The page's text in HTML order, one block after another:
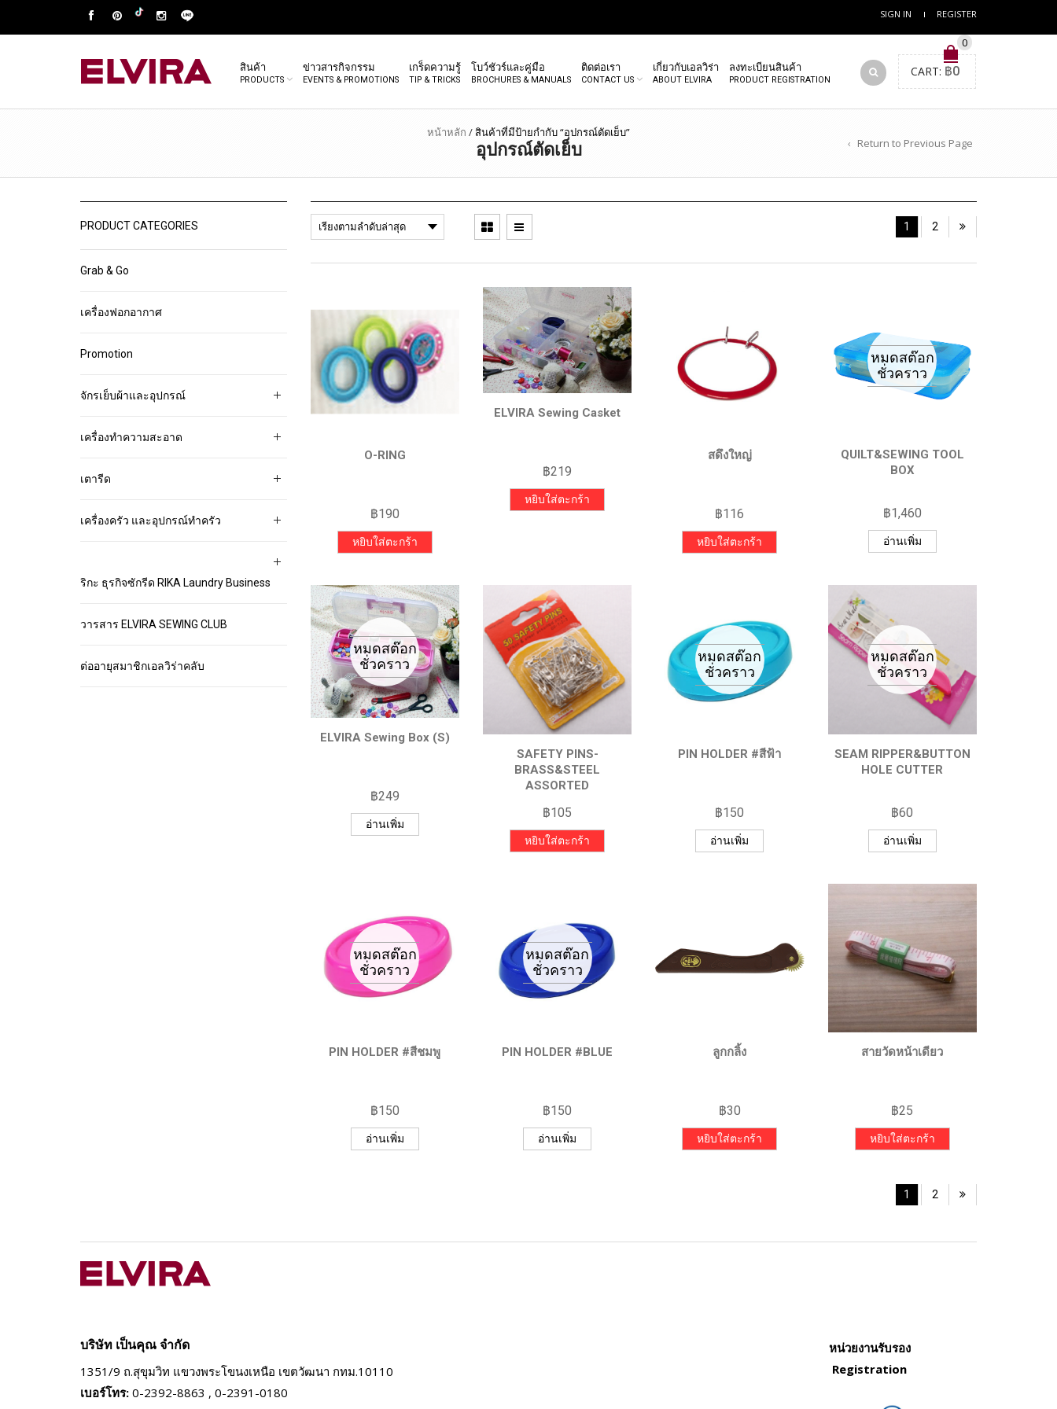
SIGN IN REGISTER
สินค้า
PRODUCTS
ข่าวสารกิจกรรม
EVENTS & PROMOTIONS
เกร็ดความรู้
TIP & TRICKS
โบว์ชัวร์และคู่มือ
BROCHURES & MANUALS
ติดต่อเรา
CONTACT US
เกี่ยวกับเอลวิร่า
ABOUT ELVIRA
ลงทะเบียนสินค้า
PRODUCT REGISTRATION
0
CART: ฿0
หน้าหลัก /สินค้าที่มีป้ายกำกับ “อุปกรณ์ตัดเย็บ”
อุปกรณ์ตัดเย็บ Return to Previous Page
1 2
O-RING
฿190
หยิบใส่ตะกร้า
ELVIRA Sewing Casket
฿219
หยิบใส่ตะกร้า
สดึงใหญ่
฿116
หยิบใส่ตะกร้า
QUILT&SEWING TOOL
BOX
฿1,460
อ่านเพิ่ม
ELVIRA Sewing Box (S)
฿249
อ่านเพิ่ม
SAFETY PINS-
BRASS&STEEL
ASSORTED
฿105
หยิบใส่ตะกร้า
PIN HOLDER #สีฟ้า
฿150
อ่านเพิ่ม
SEAM RIPPER&BUTTON
HOLE CUTTER
฿60
อ่านเพิ่ม
PIN HOLDER #สีชมพู
฿150
อ่านเพิ่ม
PIN HOLDER #BLUE
฿150
อ่านเพิ่ม
ลูกกลิ้ง
฿30
หยิบใส่ตะกร้า
สายวัดหน้าเดียว
฿25
หยิบใส่ตะกร้า
1 2
PRODUCT CATEGORIES
Grab & Go
เครื่องฟอกอากาศ
Promotion
จักรเย็บผ้าและอุปกรณ์
เครื่องทำความสะอาด
เตารีด
เครื่องครัว และอุปกรณ์ทำครัว
ริกะ ธุรกิจซักรีด RIKA Laundry Business
วารสาร ELVIRA SEWING CLUB
ต่ออายุสมาชิกเอลวิร่าคลับ
บริษัท เป็นคุณ จำกัด
1351/9 ถ.สุขุมวิท แขวงพระโขนงเหนือ เขตวัฒนา กทม.10110
เบอร์โทร: 0-2392-8863 , 0-2391-0180
หน่วยงานรับรอง
Registration